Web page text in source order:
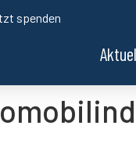
spenden